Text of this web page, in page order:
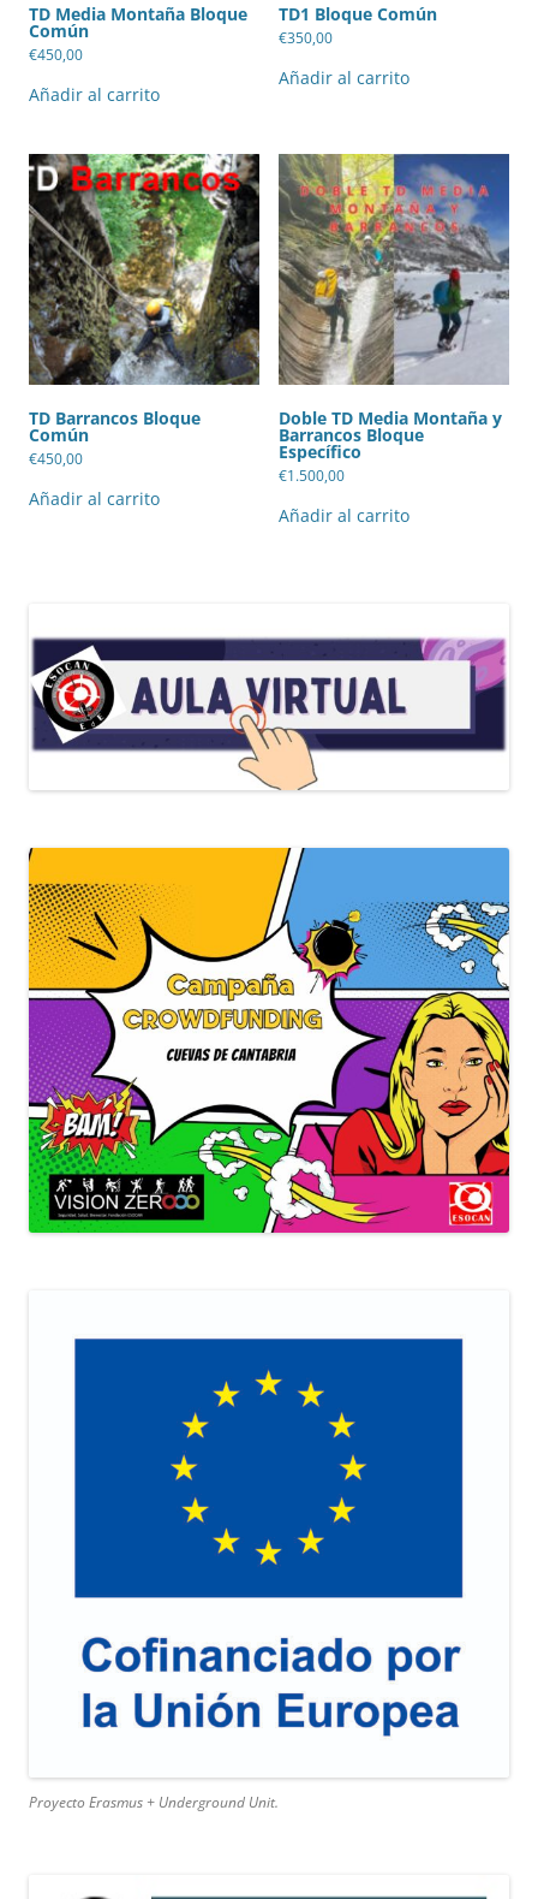
TD Media Montaña Bloque
Común
€450,00
Añadir al carrito
TD1 Bloque Común
€350,00
Añadir al carrito
TD Barrancos Bloque
Común
€450,00
Añadir al carrito
Doble TD Media Montaña y
Barrancos Bloque
Específico
€1.500,00
Añadir al carrito
Proyecto Erasmus + Underground Unit.